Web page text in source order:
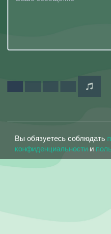
Вы обязуетесь соблюдать
конфиденциальности и